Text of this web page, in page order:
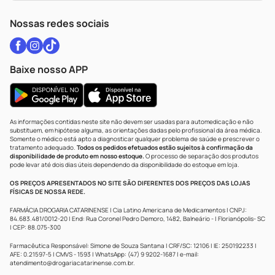
WhatsApp (47) 9202-1687
Nossas redes sociais
Baixe nosso APP
As informações contidas neste site não devem ser usadas para automedicação e não
substituem, em hipótese alguma, as orientações dadas pelo profissional da área médica.
Somente o médico está apto a diagnosticar qualquer problema de saúde e prescrever o
tratamento adequado. Todos os pedidos efetuados estão sujeitos à confirmação da
disponibilidade de produto em nosso estoque.O processo de separação dos produtos
pode levar até dois dias úteis dependendo da disponibilidade do estoque em loja.
OS PREÇOS APRESENTADOS NO SITE SÃO DIFERENTES DOS PREÇOS DAS LOJAS
FÍSICAS DE NOSSA REDE.
FARMÁCIA DROGARIA CATARINENSE | Cia Latino Americana de Medicamentos | CNPJ:
84.683.481/0012-20 | End: Rua Coronel Pedro Demoro, 1482, Balneário - | Florianópolis- SC
| CEP: 88.075-300
Farmacêutica Responsável: Simone de Souza Santana | CRF/SC: 12106 | IE: 250192233 |
AFE: 0.21597-5 | CMVS - 1593 | WhatsApp: (47) 9 9202-1687 | e-mail:
atendimento@drogariacatarinense.com.br.